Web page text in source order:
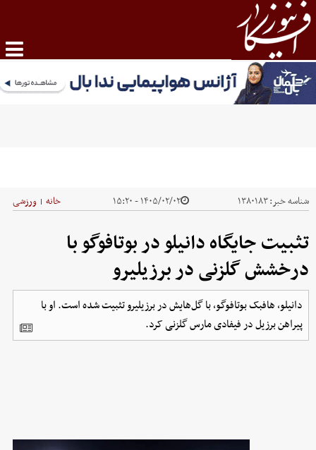
شناسه خبر:۱۳۸۰۱۸۳ ۱۴۰۵/۰۲/۰۲ - ۱۵:۲۰ خانه | ورزشی
تثبیت جایگاه دانیلو در بوتافوگو با
درخشش گلزنی در برزیلیرو
دانیلو، هافبک بوتافوگو، با گل‌هایش در برزیلیرو تثبیت شده است. او با
پیراهن برزیل در فیفادی مارس گلزنی کرد.